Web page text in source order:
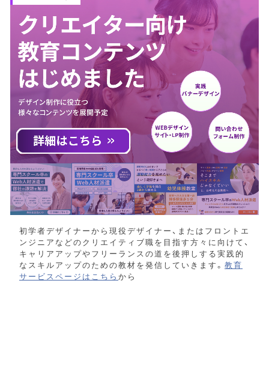
初学者デザイナーから現役デザイナー、またはフロントエ
ンジニアなどのクリエイティブ職を目指す方々に向けて、
キャリアアップやフリーランスの道を後押しする実践的
なスキルアップのための教材を発信していきます。 教育
サービスページはこちら から